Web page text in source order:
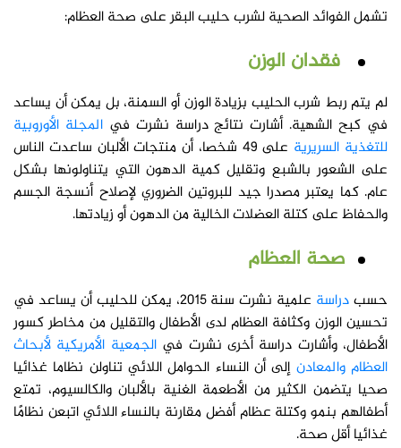
تشمل الفوائد الصحية لشرب حليب البقر على صحة العظام:
فقدان الوزن
لم يتم ربط شرب الحليب بزيادة الوزن أو السمنة، بل يمكن أن يساعد
في كبح الشهية. أشارت نتائج دراسة نشرت فيالمجلة الأوروبية
للتغذية السريرية
على 49 شخصا، أن منتجات الألبان ساعدت الناس
على الشعور بالشبع وتقليل كمية الدهون التي يتناولونها بشكل
عام. كما يعتبر مصدرا جيد للبروتين الضروري لإصلاح أنسجة الجسم
والحفاظ على كتلة العضلات الخالية من الدهون أو زيادتها.
صحة العظام
حسبدراسة
علمية نشرت سنة 2015، يمكن للحليب أن يساعد في
تحسين الوزن وكثافة العظام لدى الأطفال والتقليل من مخاطر كسور
الأطفال، وأشارت دراسة أخرى نشرت فيالجمعية الأمريكية لأبحاث
العظام والمعادن إلى أن النساء الحوامل اللائي تناولن نظاما غذائيا
صحيا يتضمن الكثير من الأطعمة الغنية بالألبان والكالسيوم، تمتع
أطفالهم بنمو وكتلة عظام أفضل مقارنة بالنساء اللائي اتبعن نظامًا
غذائيا أقل صحة.